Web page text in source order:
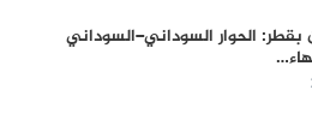
الحوار السوداني–السوداني